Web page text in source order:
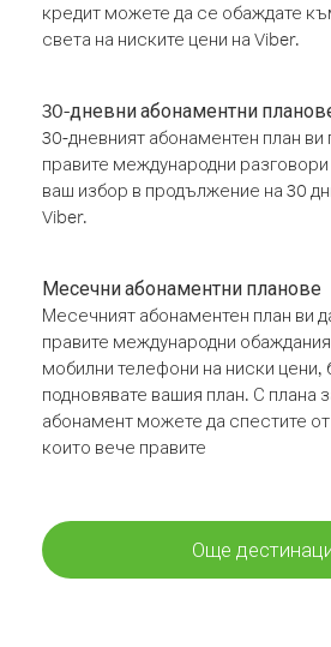
кредит можете да се обаждате
света на ниските цени на Viber.
30-дневни абонаментни
30-дневният абонаментен план ви
правите международни
ваш избор в продължение на 30
Viber.
Месечни абонаментни планове
Месечният абонаментен план ви
правите международни
мобилни телефони на ниски цени,
подновявате вашия план. С плана
абонамент можете да спестите
които вече правите
Още